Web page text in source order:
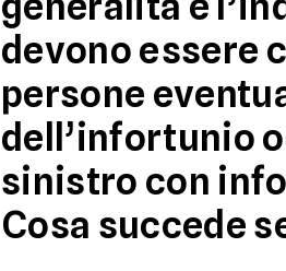
devono essere
persone
dell’infortunio
sinistro con
Cosa succede